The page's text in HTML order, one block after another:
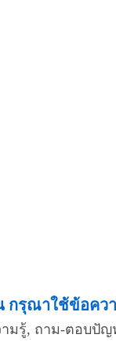
กรุณาใช้ข้อค
มรู้, ถาม-ตอบปั